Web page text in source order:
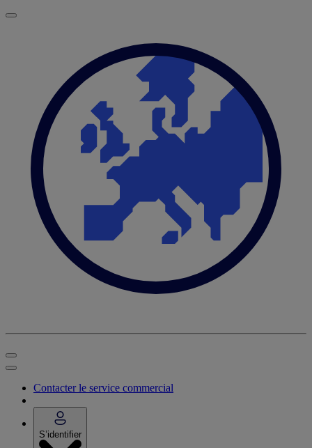
Contacter le service commercial
S’identifier